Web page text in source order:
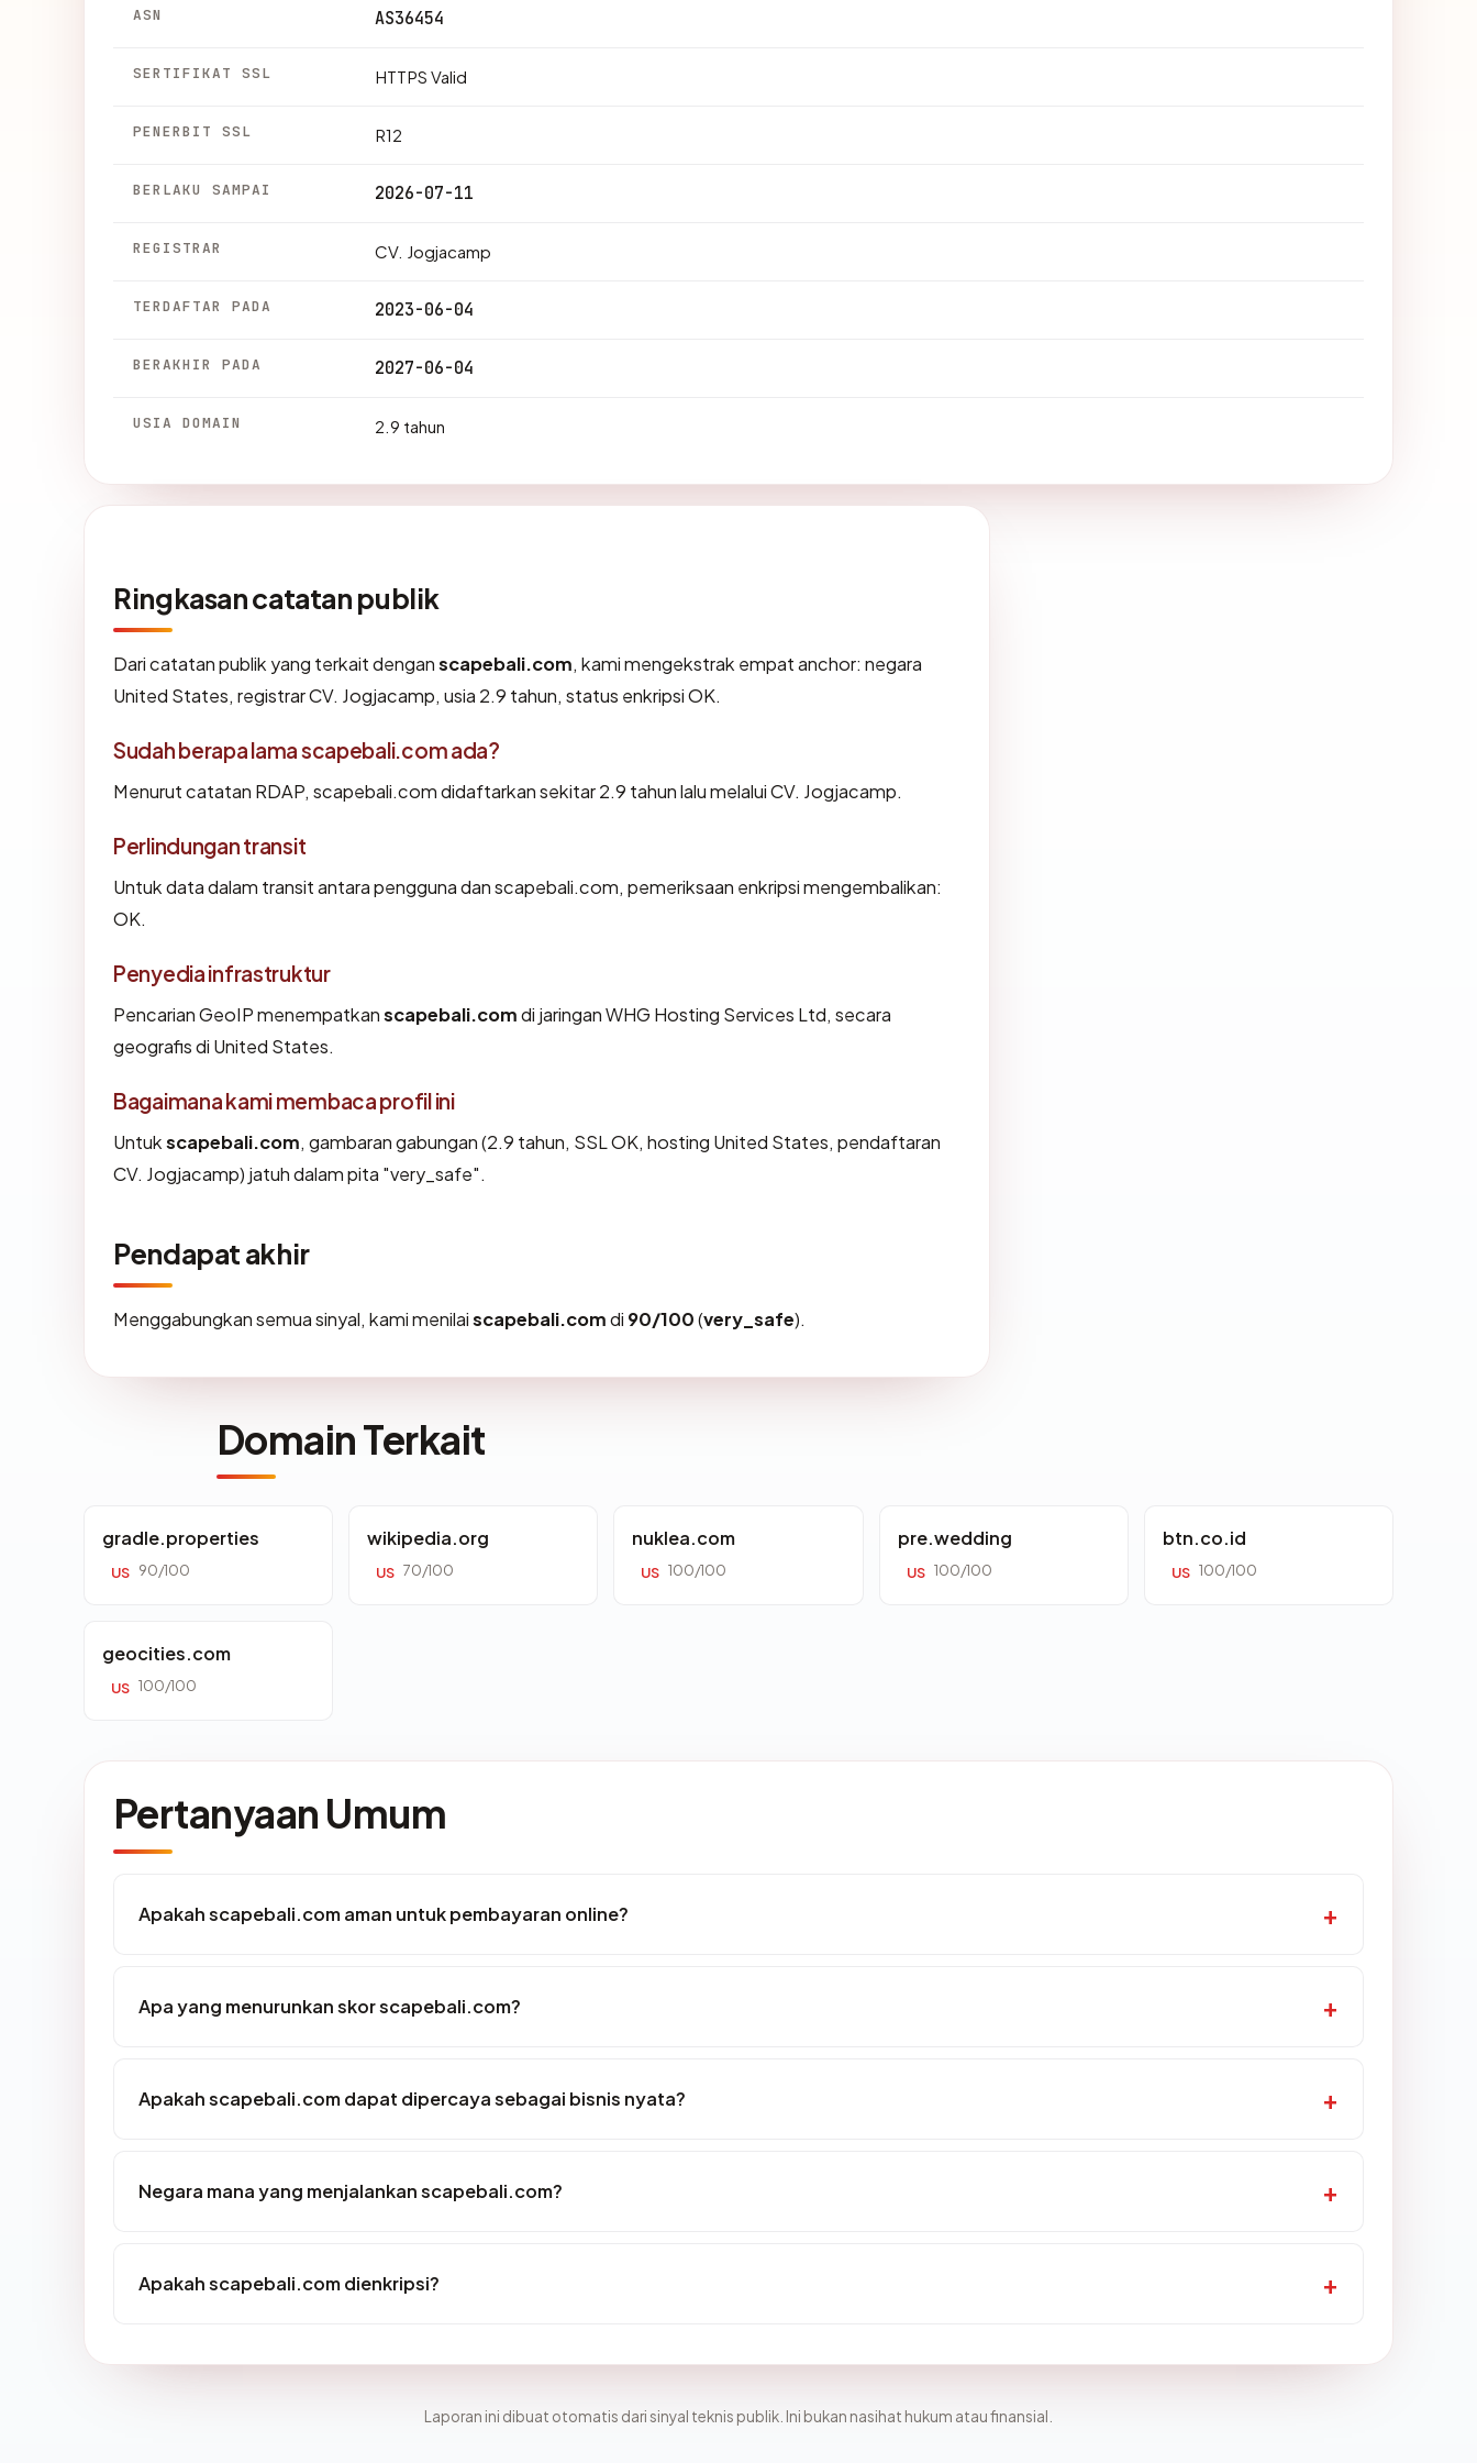
ASN AS36454
SERTIFIKAT SSL HTTPS Valid
PENERBIT SSL R12
BERLAKU SAMPAI 2026-07-11
REGISTRAR CV. Jogjacamp
TERDAFTAR PADA 2023-06-04
BERAKHIR PADA 2027-06-04
USIA DOMAIN 2.9 tahun
Ringkasan catatan publik
Dari catatan publik yang terkait denganscapebali.com, kami mengekstrak empat anchor: negara
United States, registrar CV. Jogjacamp, usia 2.9 tahun, status enkripsi OK.
Sudah berapa lama scapebali.com ada?
Menurut catatan RDAP, scapebali.com didaftarkan sekitar 2.9 tahun lalu melalui CV. Jogjacamp.
Perlindungan transit
Untuk data dalam transit antara pengguna dan scapebali.com, pemeriksaan enkripsi mengembalikan:
OK.
Penyedia infrastruktur
Pencarian GeoIP menempatkanscapebali.comdi jaringan WHG Hosting Services Ltd, secara
geografis di United States.
Bagaimana kami membaca profil ini
Untukscapebali.com, gambaran gabungan (2.9 tahun, SSL OK, hosting United States, pendaftaran
CV. Jogjacamp) jatuh dalam pita "very_safe".
Pendapat akhir
Menggabungkan semua sinyal, kami menilaiscapebali.comdi 90/100(very_safe).
Domain Terkait
gradle.properties
US 90/100
wikipedia.org
US 70/100
nuklea.com
US 100/100
pre.wedding
US 100/100
btn.co.id
US 100/100
geocities.com
US 100/100
Pertanyaan Umum
Apakah scapebali.com aman untuk pembayaran online?
Apa yang menurunkan skor scapebali.com?
Apakah scapebali.com dapat dipercaya sebagai bisnis nyata?
Negara mana yang menjalankan scapebali.com?
Apakah scapebali.com dienkripsi?
Laporan ini dibuat otomatis dari sinyal teknis publik. Ini bukan nasihat hukum atau finansial.